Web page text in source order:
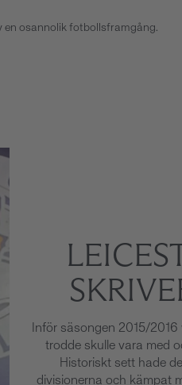
en osannolik fotbollsframgång.
Inför säsongen 2015/
trodde skulle vara med
Historiskt sett hade
divisionerna och kämpat